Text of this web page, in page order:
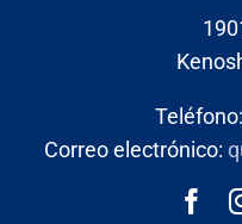
Teléfono:
Correo electrónico: